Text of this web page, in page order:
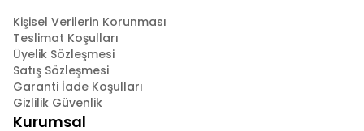
Kişisel Verilerin Korunması
Teslimat Koşulları
Üyelik Sözleşmesi
Satış Sözleşmesi
Garanti İade Koşulları
Gizlilik Güvenlik
Kurumsal